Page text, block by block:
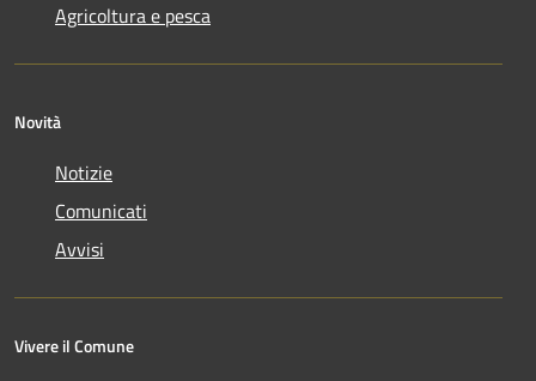
Agricoltura e pesca
Novità
Notizie
Comunicati
Avvisi
Vivere il Comune